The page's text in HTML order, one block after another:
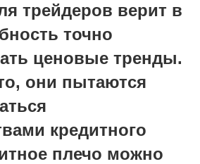
трейдеров верит в
точно
ценовые тренды.
они пытаются
кредитного
плечо можно